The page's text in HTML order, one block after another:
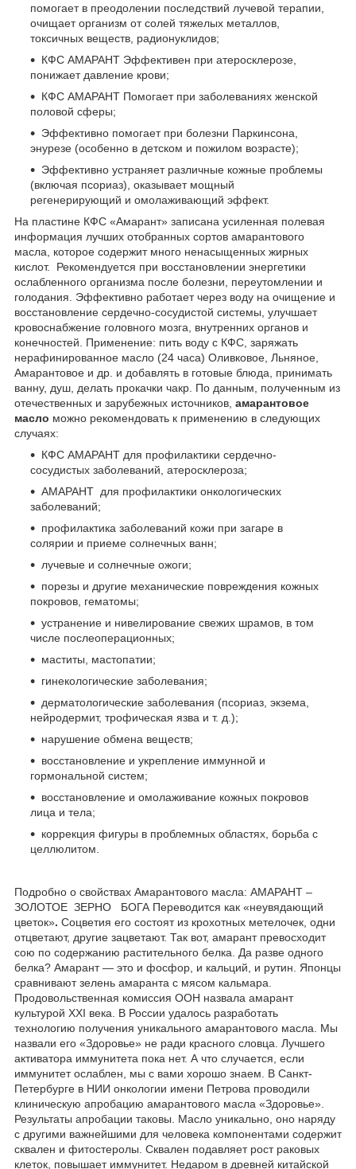
помогает в преодолении последствий лучевой терапии,
очищает организм от солей тяжелых металлов,
токсичных веществ, радионуклидов;
КФС АМАРАНТ Эффективен при атеросклерозе,
понижает давление крови;
КФС АМАРАНТ Помогает при заболеваниях женской
половой сферы;
Эффективно помогает при болезни Паркинсона,
энурезе (особенно в детском и пожилом возрасте);
Эффективно устраняет различные кожные проблемы
(включая псориаз), оказывает мощный
регенерирующий и омолаживающий эффект.
На пластине КФС «Амарант» записана усиленная полевая
информация лучших отобранных сортов амарантового
масла, которое содержит много ненасыщенных жирных
кислот. Рекомендуется при восстановлении энергетики
ослабленного организма после болезни, переутомлении и
голодания. Эффективно работает через воду на очищение и
восстановление сердечно-сосудистой системы, улучшает
кровоснабжение головного мозга, внутренних органов и
конечностей. Применение: пить воду с КФС, заряжать
нерафинированное масло (24 часа) Оливковое, Льняное,
Амарантовое и др. и добавлять в готовые блюда, принимать
ванну, душ, делать прокачки чакр. По данным, полученным из
отечественных и зарубежных источников, амарантовое
масло можно рекомендовать к применению в следующих
случаях:
КФС АМАРАНТ для профилактики сердечно-
сосудистых заболеваний, атеросклероза;
АМАРАНТ для профилактики онкологических
заболеваний;
профилактика заболеваний кожи при загаре в
солярии и приеме солнечных ванн;
лучевые и солнечные ожоги;
порезы и другие механические повреждения кожных
покровов, гематомы;
устранение и нивелирование свежих шрамов, в том
числе послеоперационных;
маститы, мастопатии;
гинекологические заболевания;
дерматологические заболевания (псориаз, экзема,
нейродермит, трофическая язва и т. д.);
нарушение обмена веществ;
восстановление и укрепление иммунной и
гормональной систем;
восстановление и омолаживание кожных покровов
лица и тела;
коррекция фигуры в проблемных областях, борьба с
целлюлитом.
Подробно о свойствах Амарантового масла: АМАРАНТ –
ЗОЛОТОЕ ЗЕРНО БОГА Переводится как «неувядающий
цветок». Соцветия его состоят из крохотных метелочек, одни
отцветают, другие зацветают. Так вот, амарант превосходит
сою по содержанию растительного белка. Да разве одного
белка? Амарант — это и фосфор, и кальций, и рутин. Японцы
сравнивают зелень амаранта с мясом кальмара.
Продовольственная комиссия ООН назвала амарант
культурой XXI века. В России удалось разработать
технологию получения уникального амарантового масла. Мы
назвали его «Здоровье» не ради красного словца. Лучшего
активатора иммунитета пока нет. А что случается, если
иммунитет ослаблен, мы с вами хорошо знаем. В Санкт-
Петербурге в НИИ онкологии имени Петрова проводили
клиническую апробацию амарантового масла «Здоровье».
Результаты апробации таковы. Масло уникально, оно наряду
с другими важнейшими для человека компонентами содержит
сквален и фитостеролы. Сквален подавляет рост раковых
клеток, повышает иммунитет. Недаром в древней китайской